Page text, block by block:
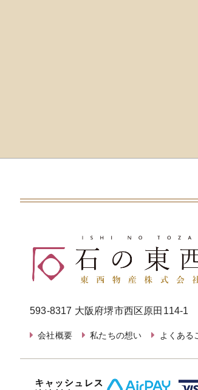
593-8317 大阪府堺市西区原田114-1
会社概要 私たちの想い よくある